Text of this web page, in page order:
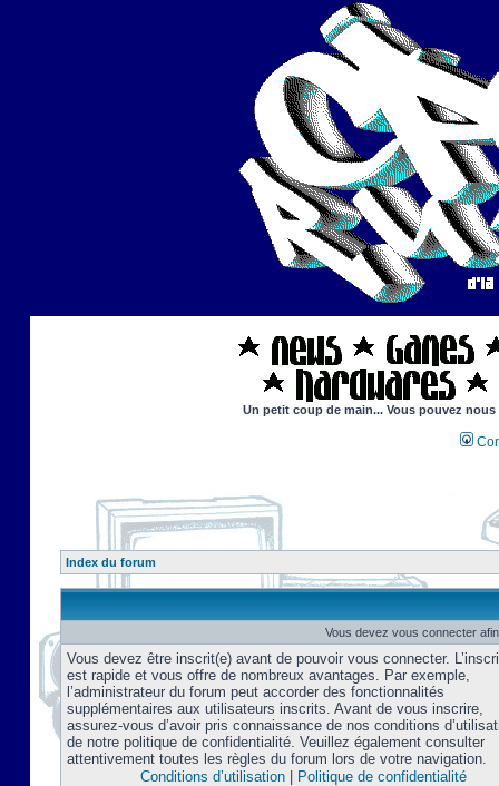
Un petit coup de main... Vous pouvez
Index du forum
Vous devez vous connecter
Vous devez être inscrit(e) avant de pouvoir vous connecter.
est rapide et vous offre de nombreux avantages. Par exemple,
l’administrateur du forum peut accorder des fonctionnalités
supplémentaires aux utilisateurs inscrits. Avant de vous inscrire,
assurez-vous d’avoir pris connaissance de nos conditions
de notre politique de confidentialité. Veuillez également consulter
attentivement toutes les règles du forum lors de votre navigation.
Conditions d’utilisation| Politique de confidentialité